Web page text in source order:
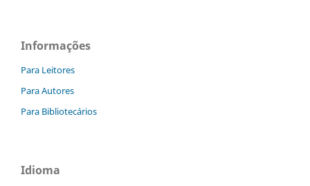
Informações
Para Leitores
Para Autores
Para Bibliotecários
Idioma